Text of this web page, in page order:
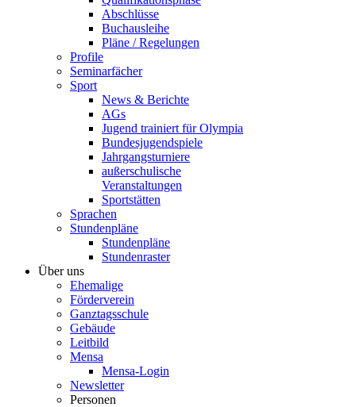
Abschlüsse
Buchausleihe
Pläne / Regelungen
Profile
Seminarfächer
Sport
News & Berichte
AGs
Jugend trainiert für Olympia
Bundesjugendspiele
Jahrgangsturniere
außerschulische
Veranstaltungen
Sportstätten
Sprachen
Stundenpläne
Stundenpläne
Stundenraster
Über uns
Ehemalige
Förderverein
Ganztagsschule
Gebäude
Leitbild
Mensa
Mensa-Login
Newsletter
Personen